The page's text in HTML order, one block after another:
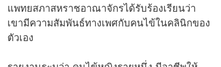
แพทยสภาสหราชอาณาจักรได้รับร้องเรียนว่า
เขามีความสัมพันธ์ทางเพศกับคนไข้ในคลินิกของ
ตัวเอง